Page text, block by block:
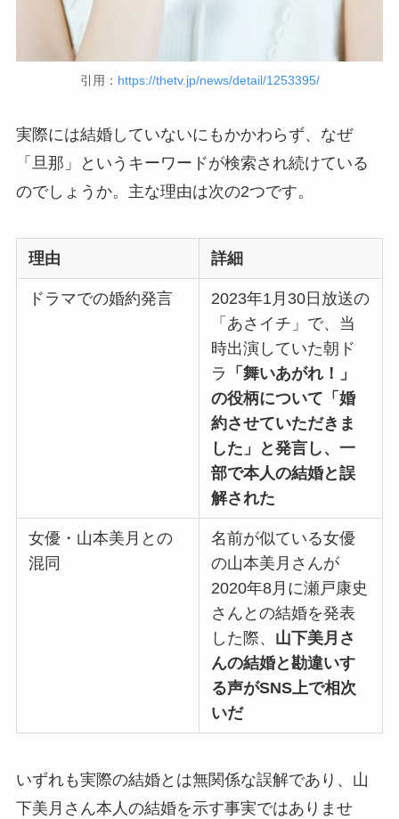
引用： https://thetv.jp/news/detail/1253395/
実際には結婚していないにもかかわらず、なぜ
「旦那」というキーワードが検索され続けている
のでしょうか。主な理由は次の2つです。
理由 詳細
ドラマでの婚約発言
2023年1月30日放送の
「あさイチ」で、当
時出演していた朝ド
ラ
「舞いあがれ！」
の役柄について「婚
約させていただきま
した」と発言し、一
部で本人の結婚と誤
解された
女優・山本美月との
混同
名前が似ている女優
の山本美月さんが
2020年8月に瀬戸康史
さんとの結婚を発表
した際、 山下美月さ
んの結婚と勘違いす
る声がSNS上で相次
いだ
いずれも実際の結婚とは無関係な誤解であり、山
下美月さん本人の結婚を示す事実ではありませ